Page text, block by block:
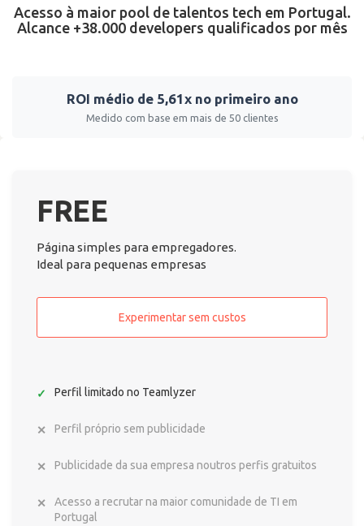
Acesso à maior pool de talentos tech em Portugal.
Alcance +38.000 developers qualificados por mês
ROI médio de 5,61x no primeiro ano
Medido com base em mais de 50 clientes
FREE
Página simples para empregadores.
Ideal para pequenas empresas
Experimentar sem custos
Perfil limitado no Teamlyzer
Perfil próprio sem publicidade
Publicidade da sua empresa noutros perfis gratuitos
Acesso a recrutar na maior comunidade de TI em
Portugal